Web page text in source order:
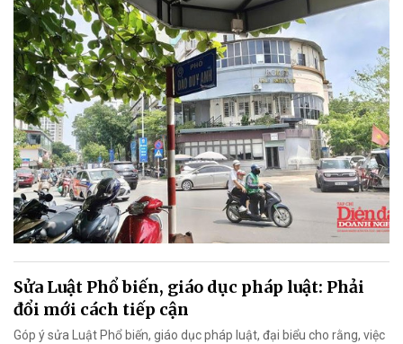
Sửa Luật Phổ biến, giáo dục pháp luật: Phải
đổi mới cách tiếp cận
Góp ý sửa Luật Phổ biến, giáo dục pháp luật, đại biểu cho rằng, việc